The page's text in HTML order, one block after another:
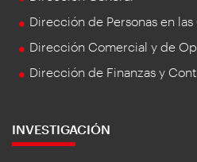
Dirección de Personas en
Dirección Comercial y de
Dirección de Finanzas y
INVESTIGACIÓN